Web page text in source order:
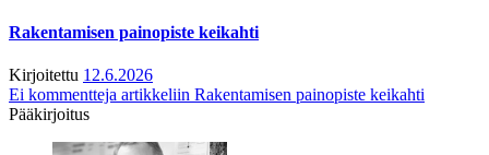
Rakentamisen painopiste keikahti
Kirjoitettu 12.6.2026
Ei kommentteja artikkeliin Rakentamisen painopiste keikahti
Pääkirjoitus